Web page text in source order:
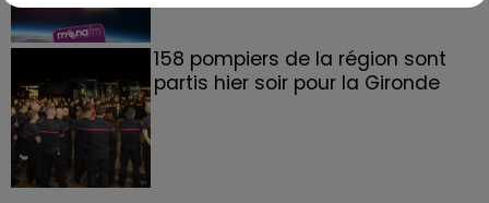
158 pompiers de la région sont
partis hier soir pour la Gironde